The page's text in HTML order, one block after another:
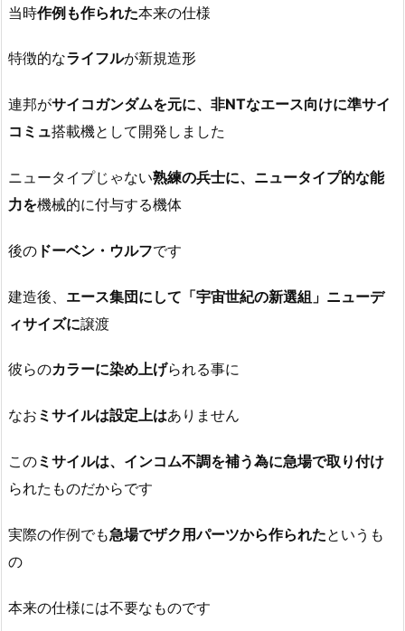
当時作例も作られた本来の仕様
特徴的なライフルが新規造形
連邦がサイコガンダムを元に、非NTなエース向けに準サイ
コミュ搭載機として開発しました
ニュータイプじゃない熟練の兵士に、ニュータイプ的な能
力を機械的に付与する機体
後の ドーベン・ウルフです
建造後、 エース集団にして「宇宙世紀の新選組」ニューデ
ィサイズに譲渡
彼らのカラーに染め上げられる事に
なお ミサイルは設定上はありません
このミサイルは、インコム不調を補う為に急場で取り付け
られたものだからです
実際の作例でも急場でザク用パーツから作られたというも
の
本来の仕様には不要なものです